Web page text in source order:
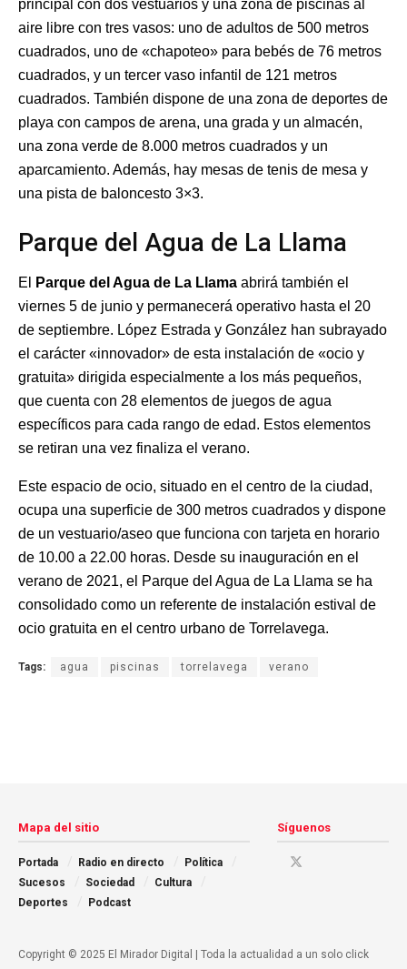
principal con dos vestuarios y una zona de piscinas al
aire libre con tres vasos: uno de adultos de 500 metros
cuadrados, uno de «chapoteo» para bebés de 76 metros
cuadrados, y un tercer vaso infantil de 121 metros
cuadrados. También dispone de una zona de deportes de
playa con campos de arena, una grada y un almacén,
una zona verde de 8.000 metros cuadrados y un
aparcamiento. Además, hay mesas de tenis de mesa y
una pista de baloncesto 3×3.
Parque del Agua de La Llama
El Parque del Agua de La Llama abrirá también el
viernes 5 de junio y permanecerá operativo hasta el 20
de septiembre. López Estrada y González han subrayado
el carácter «innovador» de esta instalación de «ocio y
gratuita» dirigida especialmente a los más pequeños,
que cuenta con 28 elementos de juegos de agua
específicos para cada rango de edad. Estos elementos
se retiran una vez finaliza el verano.
Este espacio de ocio, situado en el centro de la ciudad,
ocupa una superficie de 300 metros cuadrados y dispone
de un vestuario/aseo que funciona con tarjeta en horario
de 10.00 a 22.00 horas. Desde su inauguración en el
verano de 2021, el Parque del Agua de La Llama se ha
consolidado como un referente de instalación estival de
ocio gratuita en el centro urbano de Torrelavega.
Tags: agua piscinas torrelavega verano
Copyright © 2025 El Mirador Digital | Toda la actualidad a un solo click
Mapa del sitio
Portada Radio en directo
Política
Sucesos
Sociedad
Cultura
Deportes
Podcast
Síguenos